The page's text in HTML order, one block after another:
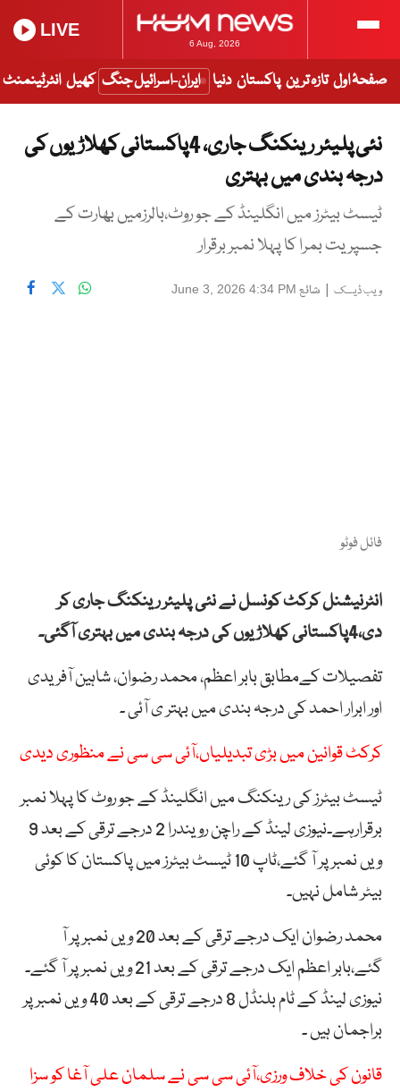
6 Aug, 2026
LIVE
صفحۂ اول تازہ ترین پاکستان دنیا ایران-اسرائیل جنگ کھیل انٹرٹینمنٹ
نئی پلیئر رینکنگ جاری، 4پاکستانی کھلاڑیوں کی
درجہ بندی میں بہتری
ٹیسٹ بیٹرز میں انگلینڈ کے جو روٹ،بالرزمیں بھارت کے
جسپریت بمرا کا پہلا نمبر برقرار
ویب ڈیسک | شائع June 3, 2026 4:34 PM
فائل فوٹو
انٹرنیشنل کرکٹ کونسل نے نئی پلیئر رینکنگ جاری کر
دی،4پاکستانی کھلاڑیوں کی درجہ بندی میں بہتری آگئی۔
تفصیلات کےمطابق بابر اعظم، محمد رضوان، شاہین آفریدی
اور ابرار احمد کی درجہ بندی میں بہتر ی آئی ۔
کرکٹ قوانین میں بڑی تبدیلیاں،آئی سی سی نے منظوری دیدی
ٹیسٹ بیٹرز کی رینکنگ میں انگلینڈ کے جو روٹ کا پہلا نمبر
برقرارہے۔نیوزی لینڈ کے راچن رویندرا 2 درجے ترقی کے بعد 9
ویں نمبر پر آ گئے،ٹاپ 10 ٹیسٹ بیٹرز میں پاکستان کا کوئی
بیٹر شامل نہیں۔
محمد رضوان ایک درجے ترقی کے بعد 20 ویں نمبر پر آ
گئے،بابر اعظم ایک درجے ترقی کے بعد 21 ویں نمبر پر آ گئے۔
نیوزی لینڈ کے ٹام بلنڈل 8 درجے ترقی کے بعد 40 ویں نمبر پر
براجمان ہیں ۔
قانون کی خلاف ورزی،آئی سی سی نے سلمان علی آغا کو سزا